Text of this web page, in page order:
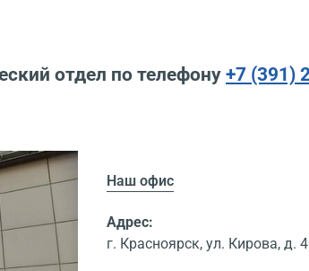
отдел по телефону +7 (391)
Наш офис
Адрес:
г. Красноярск, ул. Кирова, д.